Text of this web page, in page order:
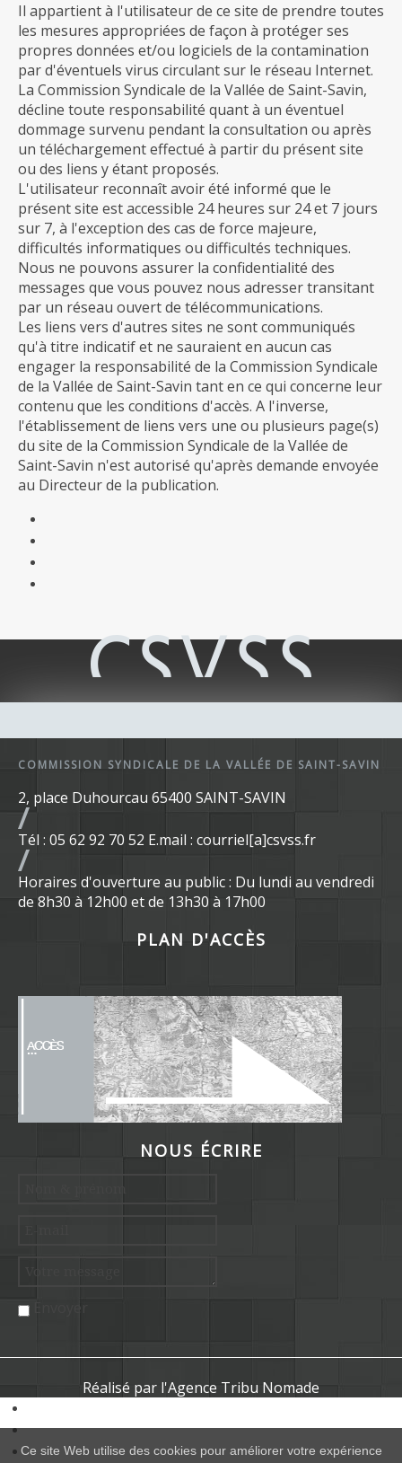
Il appartient à l'utilisateur de ce site de prendre toutes
les mesures appropriées de façon à protéger ses
propres données et/ou logiciels de la contamination
par d'éventuels virus circulant sur le réseau Internet.
La Commission Syndicale de la Vallée de Saint-Savin,
décline toute responsabilité quant à un éventuel
dommage survenu pendant la consultation ou après
un téléchargement effectué à partir du présent site
ou des liens y étant proposés.
L'utilisateur reconnaît avoir été informé que le
présent site est accessible 24 heures sur 24 et 7 jours
sur 7, à l'exception des cas de force majeure,
difficultés informatiques ou difficultés techniques.
Nous ne pouvons assurer la confidentialité des
messages que vous pouvez nous adresser transitant
par un réseau ouvert de télécommunications.
Les liens vers d'autres sites ne sont communiqués
qu'à titre indicatif et ne sauraient en aucun cas
engager la responsabilité de la Commission Syndicale
de la Vallée de Saint-Savin tant en ce qui concerne leur
contenu que les conditions d'accès. A l'inverse,
l'établissement de liens vers une ou plusieurs page(s)
du site de la Commission Syndicale de la Vallée de
Saint-Savin n'est autorisé qu'après demande envoyée
au Directeur de la publication.
COMMISSION SYNDICALE DE LA VALLÉE DE SAINT-SAVIN
2, place Duhourcau 65400 SAINT-SAVIN
Tél : 05 62 92 70 52 E.mail : courriel[a]csvss.fr
Horaires d'ouverture au public : Du lundi au vendredi
de 8h30 à 12h00 et de 13h30 à 17h00
PLAN D'ACCÈS
NOUS ÉCRIRE
Envoyer
Réalisé par l'Agence Tribu Nomade
Ce site Web utilise des cookies pour améliorer votre expérience